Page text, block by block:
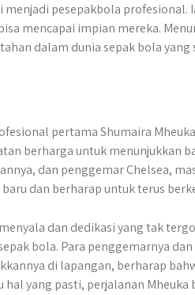
pesepakbola profesional.
mencapai impian mereka.
dalam dunia sepak bola
pertama Shumaira
berharga untuk menunjukkan
dan penggemar Chelsea,
dan berharap untuk terus
dan dedikasi yang tak
bola. Para penggemarnya
di lapangan, berharap
hal yang pasti, perjalanan